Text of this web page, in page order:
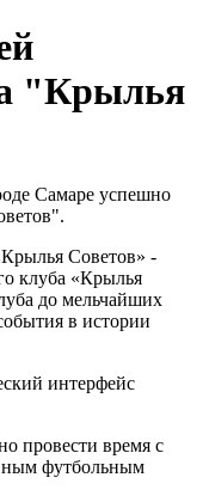
"Крылья
Самаре успешно
Советов» -
клуба «Крылья
до мельчайших
в истории
интерфейс
провести время с
футбольным